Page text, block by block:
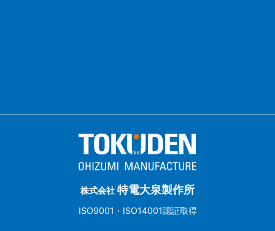
株式会社 特電大泉製作所
ISO9001・ISO14001認証取得